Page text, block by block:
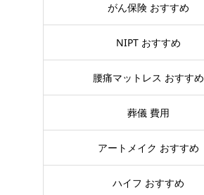
がん保険 おすすめ
NIPT おすすめ
腰痛マットレス おすすめ
葬儀 費用
アートメイク おすすめ
ハイフ おすすめ